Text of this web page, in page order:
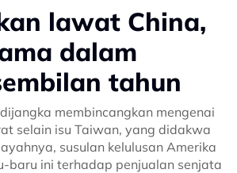
lawat China,
dalam
tahun
membincangkan mengenai
selain isu Taiwan, yang didakwa
susulan kelulusan Amerika
baru ini terhadap penjualan senjata